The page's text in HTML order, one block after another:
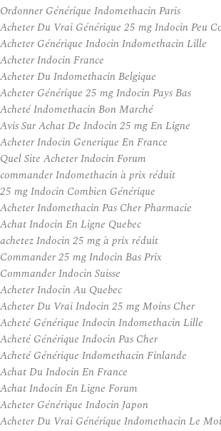
Ordonner Générique Indomethacin Paris
Acheter Du Vrai Générique 25 mg Indocin Peu
Acheter Générique Indocin Indomethacin Lille
Acheter Indocin France
Acheter Du Indomethacin Belgique
Acheter Générique 25 mg Indocin Pays Bas
Acheté Indomethacin Bon Marché
Avis Sur Achat De Indocin 25 mg En Ligne
Acheter Indocin Generique En France
Quel Site Acheter Indocin Forum
commander Indomethacin à prix réduit
25 mg Indocin Combien Générique
Acheter Indomethacin Pas Cher Pharmacie
Achat Indocin En Ligne Quebec
achetez Indocin 25 mg à prix réduit
Commander 25 mg Indocin Bas Prix
Commander Indocin Suisse
Acheter Indocin Au Quebec
Acheter Du Vrai Indocin 25 mg Moins Cher
Acheté Générique Indocin Indomethacin Lille
Acheté Générique Indocin Pas Cher
Acheté Générique Indomethacin Finlande
Achat Du Indocin En France
Achat Indocin En Ligne Forum
Acheter Générique Indocin Japon
Acheter Du Vrai Générique Indomethacin Le